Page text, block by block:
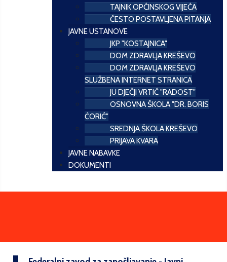
TAJNIK OPĆINSKOG VIJEĆA
ČESTO POSTAVLJENA PITANJA
JAVNE USTANOVE
JKP "KOSTAJNICA"
DOM ZDRAVLJA KREŠEVO
DOM ZDRAVLJA KREŠEVO
SLUŽBENA INTERNET STRANICA
JU DJEČJI VRTIĆ "RADOST"
OSNOVNA ŠKOLA "DR. BORIS
ĆORIĆ"
SREDNJA ŠKOLA KREŠEVO
PRIJAVA KVARA
JAVNE NABAVKE
DOKUMENTI